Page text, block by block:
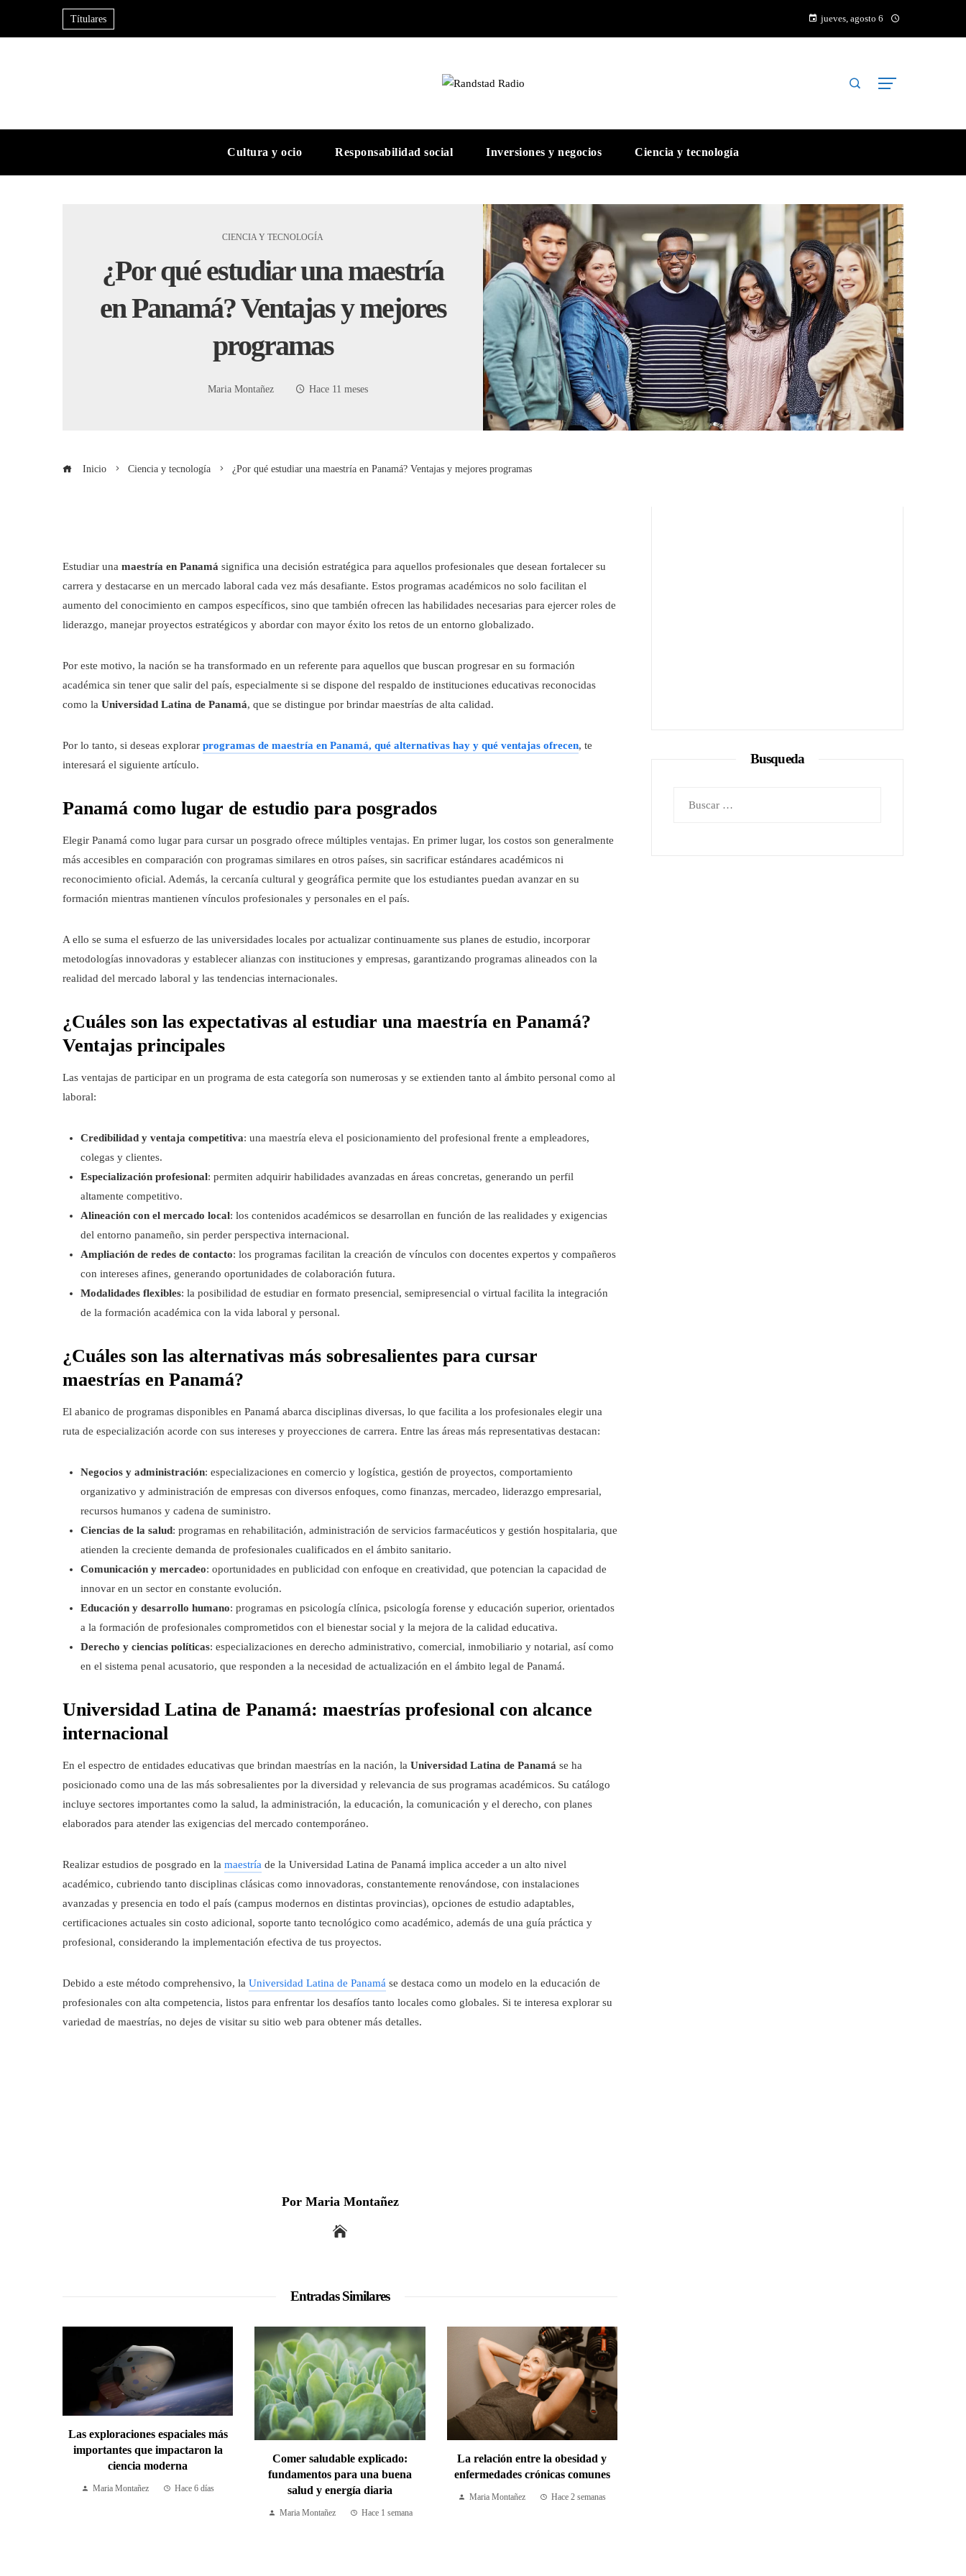
Títulares jueves, agosto 6
Cultura y ocio Responsabilidad social Inversiones y negocios Ciencia y tecnología
CIENCIA Y TECNOLOGÍA
¿Por qué estudiar una maestría
en Panamá? Ventajas y mejores
programas
Maria Montañez Hace 11 meses
Inicio Ciencia y tecnología ¿Por qué estudiar una maestría en Panamá? Ventajas y mejores programas
Estudiar una maestría en Panamá significa una decisión estratégica para aquellos profesionales que desean fortalecer su
carrera y destacarse en un mercado laboral cada vez más desafiante. Estos programas académicos no solo facilitan el
aumento del conocimiento en campos específicos, sino que también ofrecen las habilidades necesarias para ejercer roles de
liderazgo, manejar proyectos estratégicos y abordar con mayor éxito los retos de un entorno globalizado.
Por este motivo, la nación se ha transformado en un referente para aquellos que buscan progresar en su formación
académica sin tener que salir del país, especialmente si se dispone del respaldo de instituciones educativas reconocidas
como la Universidad Latina de Panamá, que se distingue por brindar maestrías de alta calidad.
Por lo tanto, si deseas explorar programas de maestría en Panamá, qué alternativas hay y qué ventajas ofrecen, te
interesará el siguiente artículo.
Panamá como lugar de estudio para posgrados
Elegir Panamá como lugar para cursar un posgrado ofrece múltiples ventajas. En primer lugar, los costos son generalmente
más accesibles en comparación con programas similares en otros países, sin sacrificar estándares académicos ni
reconocimiento oficial. Además, la cercanía cultural y geográfica permite que los estudiantes puedan avanzar en su
formación mientras mantienen vínculos profesionales y personales en el país.
A ello se suma el esfuerzo de las universidades locales por actualizar continuamente sus planes de estudio, incorporar
metodologías innovadoras y establecer alianzas con instituciones y empresas, garantizando programas alineados con la
realidad del mercado laboral y las tendencias internacionales.
¿Cuáles son las expectativas al estudiar una maestría en Panamá?
Ventajas principales
Las ventajas de participar en un programa de esta categoría son numerosas y se extienden tanto al ámbito personal como al
laboral:
Credibilidad y ventaja competitiva: una maestría eleva el posicionamiento del profesional frente a empleadores,
colegas y clientes.
Especialización profesional: permiten adquirir habilidades avanzadas en áreas concretas, generando un perfil
altamente competitivo.
Alineación con el mercado local: los contenidos académicos se desarrollan en función de las realidades y exigencias
del entorno panameño, sin perder perspectiva internacional.
Ampliación de redes de contacto: los programas facilitan la creación de vínculos con docentes expertos y compañeros
con intereses afines, generando oportunidades de colaboración futura.
Modalidades flexibles: la posibilidad de estudiar en formato presencial, semipresencial o virtual facilita la integración
de la formación académica con la vida laboral y personal.
¿Cuáles son las alternativas más sobresalientes para cursar
maestrías en Panamá?
El abanico de programas disponibles en Panamá abarca disciplinas diversas, lo que facilita a los profesionales elegir una
ruta de especialización acorde con sus intereses y proyecciones de carrera. Entre las áreas más representativas destacan:
Negocios y administración: especializaciones en comercio y logística, gestión de proyectos, comportamiento
organizativo y administración de empresas con diversos enfoques, como finanzas, mercadeo, liderazgo empresarial,
recursos humanos y cadena de suministro.
Ciencias de la salud: programas en rehabilitación, administración de servicios farmacéuticos y gestión hospitalaria, que
atienden la creciente demanda de profesionales cualificados en el ámbito sanitario.
Comunicación y mercadeo: oportunidades en publicidad con enfoque en creatividad, que potencian la capacidad de
innovar en un sector en constante evolución.
Educación y desarrollo humano: programas en psicología clínica, psicología forense y educación superior, orientados
a la formación de profesionales comprometidos con el bienestar social y la mejora de la calidad educativa.
Derecho y ciencias políticas: especializaciones en derecho administrativo, comercial, inmobiliario y notarial, así como
en el sistema penal acusatorio, que responden a la necesidad de actualización en el ámbito legal de Panamá.
Universidad Latina de Panamá: maestrías profesional con alcance
internacional
En el espectro de entidades educativas que brindan maestrías en la nación, la Universidad Latina de Panamá se ha
posicionado como una de las más sobresalientes por la diversidad y relevancia de sus programas académicos. Su catálogo
incluye sectores importantes como la salud, la administración, la educación, la comunicación y el derecho, con planes
elaborados para atender las exigencias del mercado contemporáneo.
Realizar estudios de posgrado en la maestría de la Universidad Latina de Panamá implica acceder a un alto nivel
académico, cubriendo tanto disciplinas clásicas como innovadoras, constantemente renovándose, con instalaciones
avanzadas y presencia en todo el país (campus modernos en distintas provincias), opciones de estudio adaptables,
certificaciones actuales sin costo adicional, soporte tanto tecnológico como académico, además de una guía práctica y
profesional, considerando la implementación efectiva de tus proyectos.
Debido a este método comprehensivo, la Universidad Latina de Panamá se destaca como un modelo en la educación de
profesionales con alta competencia, listos para enfrentar los desafíos tanto locales como globales. Si te interesa explorar su
variedad de maestrías, no dejes de visitar su sitio web para obtener más detalles.
Por Maria Montañez
Entradas Similares
Las exploraciones espaciales más
importantes que impactaron la
ciencia moderna
Maria Montañez Hace 6 días
Comer saludable explicado:
fundamentos para una buena
salud y energía diaria
Maria Montañez Hace 1 semana
La relación entre la obesidad y
enfermedades crónicas comunes
Maria Montañez Hace 2 semanas
Busqueda